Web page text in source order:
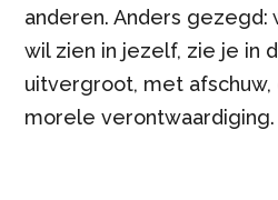
anderen. Anders gezegd:
wil zien in jezelf, zie je in
uitvergroot, met
morele verontwaardiging.